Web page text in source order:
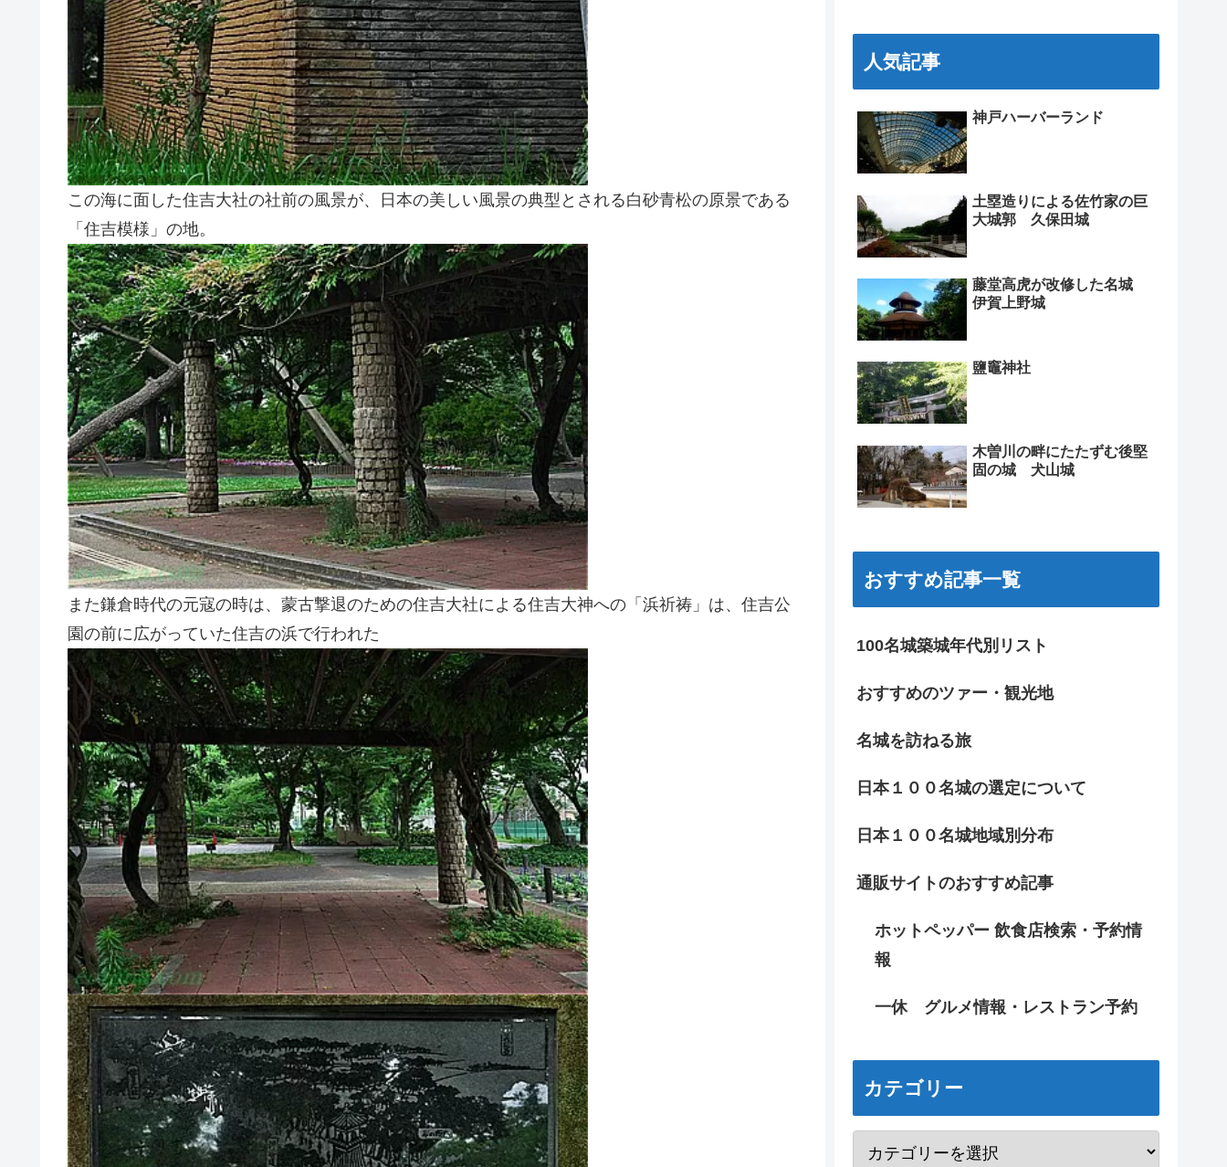
この海に面した住吉大社の社前の風景が、日本の美しい風景の典型とされる白砂青松の原景である
「住吉模様」の地。
また鎌倉時代の元寇の時は、蒙古撃退のための住吉大社による住吉大神への「浜祈祷」は、住吉公
園の前に広がっていた住吉の浜で行われた
人気記事
神戸ハーバーランド
土塁造りによる佐竹家の巨
大城郭 久保田城
藤堂高虎が改修した名城
伊賀上野城
鹽竈神社
木曽川の畔にたたずむ後堅
固の城 犬山城
おすすめ記事一覧
100名城築城年代別リスト
おすすめのツァー・観光地
名城を訪ねる旅
日本１００名城の選定について
日本１００名城地域別分布
通販サイトのおすすめ記事
ホットペッパー 飲食店検索・予約情
報
一休 グルメ情報・レストラン予約
カテゴリー